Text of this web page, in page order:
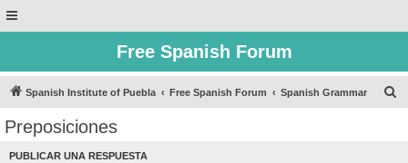
Free Spanish Forum
Spanish Institute of Puebla Free Spanish Forum Spanish Grammar
Preposiciones
PUBLICAR UNA RESPUESTA